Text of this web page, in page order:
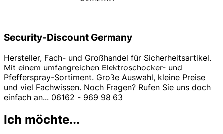
Security-Discount Germany
Hersteller, Fach- und Großhandel für Sicherheitsartikel.
Mit einem umfangreichen Elektroschocker- und
Pfefferspray-Sortiment. Große Auswahl, kleine Preise
und viel Fachwissen. Noch Fragen? Rufen Sie uns doch
einfach an... 06162 - 969 98 63
Ich möchte...